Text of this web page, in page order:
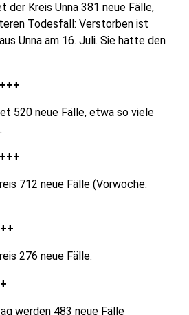
Kreis Unna 381 neue Fälle,
Todesfall: Verstorben ist
Unna am 16. Juli. Sie hatte den
520 neue Fälle, etwa so viele
712 neue Fälle (Vorwoche:
276 neue Fälle.
werden 483 neue Fälle